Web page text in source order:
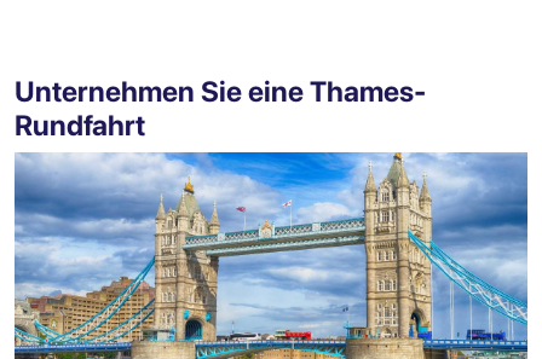
Unternehmen Sie eine Thames-
Rundfahrt